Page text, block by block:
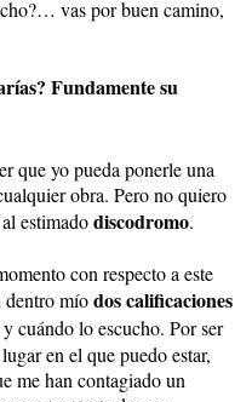
vas por buen camino,
Fundamente su
que yo pueda ponerle una
obra. Pero no quiero
estimadodiscodromo.
con respecto a este
dentro míodos calificaciones
cuándo lo escucho. Por ser
en el que puedo estar,
me han contagiado un